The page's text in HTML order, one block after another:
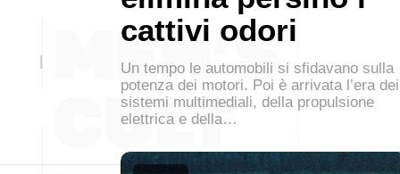
cattivi odori
Un tempo le automobili si sfidavano sulla
potenza dei motori. Poi è arrivata l’era dei
sistemi multimediali, della propulsione
elettrica e della…